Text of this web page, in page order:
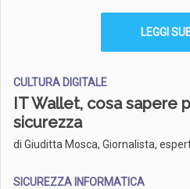
LEGGI
CULTURA DIGITALE
IT Wallet, cosa sapere
sicurezza
di Giuditta Mosca, Giornalista,
SICUREZZA INFORMATICA